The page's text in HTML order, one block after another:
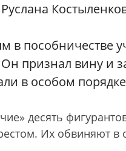
в пособничестве
Он признал вину и
в особом
десять
Их обвиняют в